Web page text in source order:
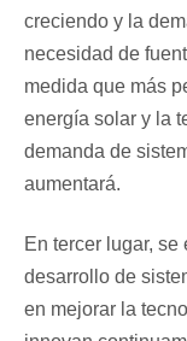
creciendo y la
necesidad de
medida que más
energía solar y la
demanda de
aumentará.
En tercer lugar,
desarrollo de
en mejorar la